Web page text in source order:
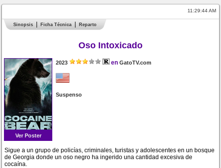
11:29:44 AM
Sinopsis Ficha Técnica Reparto
Oso Intoxicado
Ver Poster
2023 en GatoTV.com
Suspenso
Sigue a un grupo de policías, criminales, turistas y adolescentes en un bosque
de Georgia donde un oso negro ha ingerido una cantidad excesiva de
cocaína.